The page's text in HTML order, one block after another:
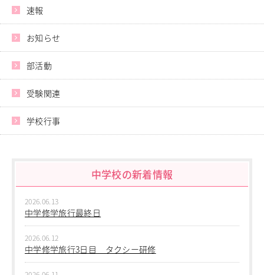
その他 Others
在校生の方
インフルエンザ罹患証明書
登校許可証明書
卒業生の方
桜育会（同窓会）
日体大桜華U-15
教職員募集
系列校紹介
教職員の方へ
個人情報保護
速報
お知らせ
部活動
受験関連
学校行事
中学校の新着情報
2026.06.13
中学修学旅行最終日
2026.06.12
中学修学旅行3日目 タクシー研修